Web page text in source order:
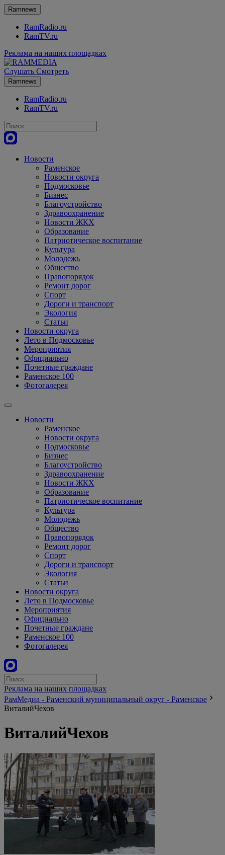
Ramnews
RamRadio.ru
RamTV.ru
Реклама на наших площадках
Слушать Смотреть
Ramnews
RamRadio.ru
RamTV.ru
Новости
Раменское
Новости округа
Подмосковье
Бизнес
Благоустройство
Здравоохранение
Новости ЖКХ
Образование
Патриотическое воспитание
Культура
Молодежь
Общество
Правопорядок
Ремонт дорог
Спорт
Дороги и транспорт
Экология
Статьи
Новости округа
Лето в Подмосковье
Мероприятия
Официально
Почетные граждане
Раменское 100
Фотогалерея
Новости
Раменское
Новости округа
Подмосковье
Бизнес
Благоустройство
Здравоохранение
Новости ЖКХ
Образование
Патриотическое воспитание
Культура
Молодежь
Общество
Правопорядок
Ремонт дорог
Спорт
Дороги и транспорт
Экология
Статьи
Новости округа
Лето в Подмосковье
Мероприятия
Официально
Почетные граждане
Раменское 100
Фотогалерея
Реклама на наших площадках
РамМедиа - Раменский муниципальный округ - Раменское
ВиталийЧехов
ВиталийЧехов